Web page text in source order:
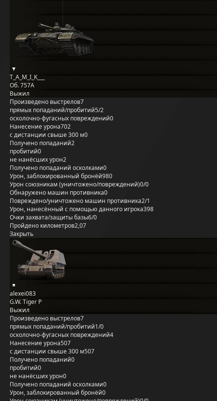
T_A_M_I_K___
Об. 757А
Выжил
Произведено выстрелов7
прямых попаданий/пробитий5/2
осколочно-фугасных повреждений0
Нанесение урона702
с дистанции свыше 300 м0
Получено попаданий2
пробитий0
не нанёсших урон2
Получено попаданий осколками0
Урон, заблокированный бронёй980
Урон союзникам (уничтожено/повреждений)0/0
Обнаружено машин противника0
Повреждено/уничтожено машин противника2/1
Урон, нанесённый с помощью данного игрока398
Очки захвата/защиты базы6/0
Пройдено километров2,07
Закрыть
alexei083
G.W. Tiger P
Выжил
Произведено выстрелов7
прямых попаданий/пробитий1/0
осколочно-фугасных повреждений4
Нанесение урона507
с дистанции свыше 300 м507
Получено попаданий0
пробитий0
не нанёсших урон0
Получено попаданий осколками0
Урон, заблокированный бронёй0